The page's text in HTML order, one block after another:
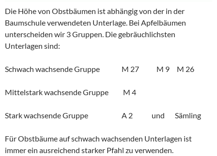
Die Höhe von Obstbäumen ist abhängig von der in der
Baumschule verwendeten Unterlage. Bei Apfelbäumen
unterscheiden wir 3 Gruppen. Die gebräuchlichsten
Unterlagen sind:
Schwach wachsende Gruppe M 27 M 9 M 26
Mittelstark wachsende Gruppe M 4
Stark wachsende Gruppe A 2 und Sämling
Für Obstbäume auf schwach wachsenden Unterlagen ist
immer ein ausreichend starker Pfahl zu verwenden.